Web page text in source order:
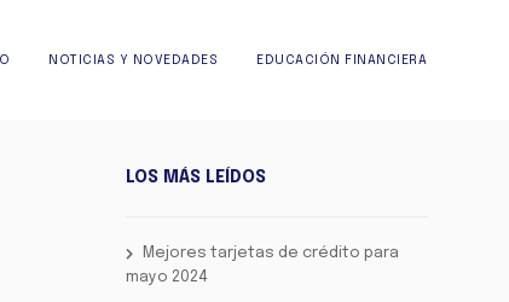
NOTICIAS Y NOVEDADES EDUCACIÓN FINANCIERA
LOS MÁS LEÍDOS
Mejores tarjetas de crédito para
mayo 2024